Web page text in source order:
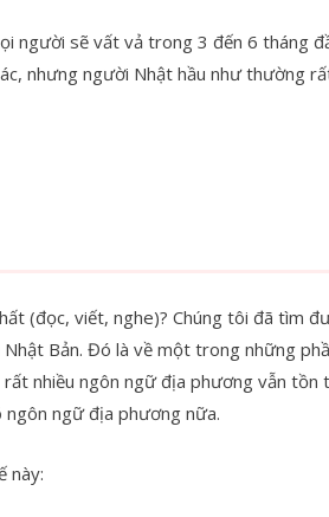
người sẽ vất vả trong 3 đến 6 tháng
nhưng người Nhật hầu như thường
(đọc, viết, nghe)? Chúng tôi đã tìm
Bản. Đó là về một trong những
nhiều ngôn ngữ địa phương vẫn
ngôn ngữ địa phương nữa.
này: